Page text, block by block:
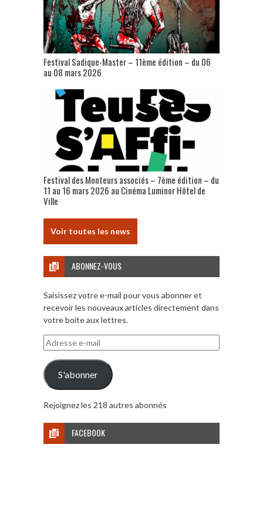
Festival Sadique-Master – 11ème édition – du 06
au 08 mars 2026
Festival des Monteurs associés – 7ème édition – du
11 au 16 mars 2026 au Cinéma Luminor Hôtel de
Ville
Voir toutes les news
ABONNEZ-VOUS
Saisissez votre e-mail pour vous abonner et
recevoir les nouveaux articles directement dans
votre boite aux lettres.
Adresse
e-
mail
S'abonner
Rejoignez les 218 autres abonnés
FACEBOOK